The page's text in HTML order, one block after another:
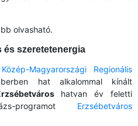
olvasható.
és szeretetenergia
Magyarországi Regionális
hat alkalommal kínált
hatvan év feletti
programot Erzsébetváros